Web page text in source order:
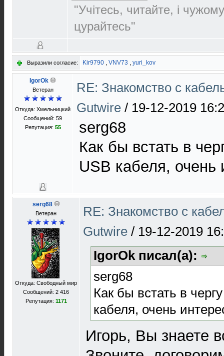
"Учітесь, читайте, і
цурайтесь"
Выразили согласие: Kir9790 , VNV73 , yuri_kov
IgorOk
Ветеран
Откуда: Хмельницкий
Сообщений: 59
Репутация: 55
RE: Знакомство с
Gutwire / 19-12-2019
serg68
Как бы встать в
USB кабеля, очень
serg68
Ветеран
Откуда: Свободный мир
Сообщений: 2 416
Репутация: 1171
RE: Знакомство с
Gutwire / 19-12-2019
IgorOk писал(а):
serg68
Как бы встать в
кабеля, очень
Игорь, Вы знаете